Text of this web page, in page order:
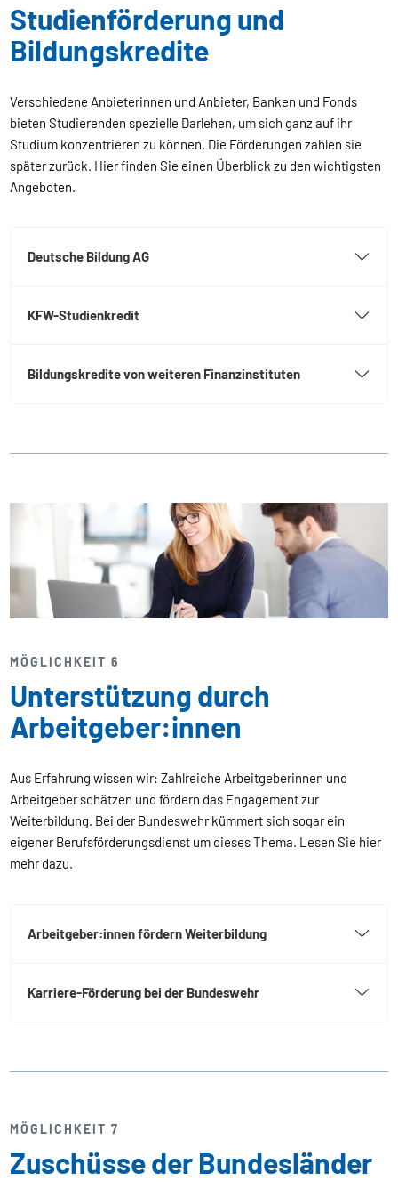
Studienförderung und
Bildungskredite
Verschiedene Anbieterinnen und Anbieter, Banken und Fonds
bieten Studierenden spezielle Darlehen, um sich ganz auf ihr
Studium konzentrieren zu können. Die Förderungen zahlen sie
später zurück. Hier finden Sie einen Überblick zu den wichtigsten
Angeboten.
Deutsche Bildung AG
KFW-Studienkredit
Bildungskredite von weiteren Finanzinstituten
MÖGLICHKEIT 6
Unterstützung durch
Arbeitgeber:innen
Aus Erfahrung wissen wir: Zahlreiche Arbeitgeberinnen und
Arbeitgeber schätzen und fördern das Engagement zur
Weiterbildung. Bei der Bundeswehr kümmert sich sogar ein
eigener Berufsförderungsdienst um dieses Thema. Lesen Sie hier
mehr dazu.
Arbeitgeber:innen fördern Weiterbildung
Karriere-Förderung bei der Bundeswehr
MÖGLICHKEIT 7
Zuschüsse der Bundesländer